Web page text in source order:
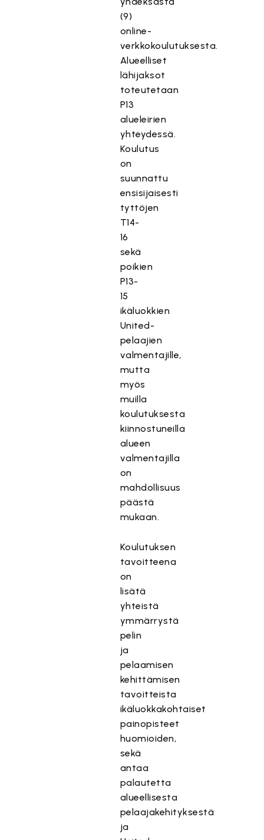
(9)
online-
verkkokoulutuksesta.
Alueelliset
lähijaksot
toteutetaan
P13
alueleirien
yhteydessä.
Koulutus
on
suunnattu
ensisijaisesti
tyttöjen
T14-
16
sekä
poikien
P13-
15
ikäluokkien
United-
pelaajien
valmentajille,
mutta
myös
muilla
koulutuksesta
kiinnostuneilla
alueen
valmentajilla
on
mahdollisuus
päästä
mukaan.
Koulutuksen
tavoitteena
on
lisätä
yhteistä
ymmärrystä
pelin
ja
pelaamisen
kehittämisen
tavoitteista
ikäluokkakohtaiset
painopisteet
huomioiden,
sekä
antaa
palautetta
alueellisesta
pelaajakehityksestä
ja